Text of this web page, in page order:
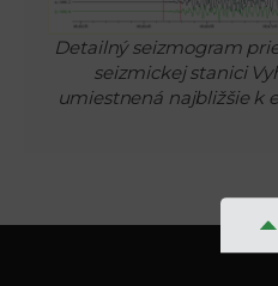
Detailný seizmogram
seizmickej stanici
umiestnená najbližšie k